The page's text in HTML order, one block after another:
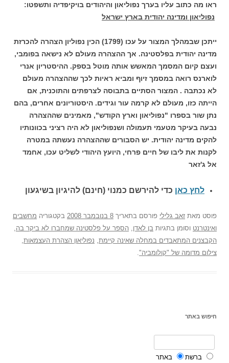
ראו מה כתוב עליו בערך נפוליאון והיהודים בויקיפדיה ותשפטו:
נפוליאון ומדינה יהודית בארץ ישראל
ייתכן שבמהלך המצור על עכו (1799) הכין נפוליון הצהרה להכרזת
מדינה יהודית בפלסטינה. אך ההצהרה מעולם לא נישאה בפומבי,
ועצם קיום המסמך המאשש אותה מוטל בספק. ההיסטריון אנרי
לוארנס רואה במסמך זיוף ומביא ראיות לכך שההצהרה מעולם
לא נכתבה . המצור הסתיים בתבוסה לצרפתים והתוכנית, אם
הייתה כזו, מעולם לא קרמה עור וגידים. היסטוריונים אחרים, בהם
נתן שור בספרו "נפוליאון וארץ הקודש", מאמינים שההצהרה
נבעה בעיקר מטעמי תעמולה ושנפוליאון לא היה רציני בכוונותיו
להקים מדינה יהודית. יש הסבורים שההצהרה נעשתה במטרה
לקנות את ליבו של חיים פרחי, היועץ היהודי לשליט עכו, אחמד
אל ג'זאר
לחץ כאן כדי להירשם כמנוי (חינם) להיגיון בשיגעון
פוסט מאת זאב גלילי פורסם בתאריך 8 בנובמבר 2008 בקטגוריה מחשבים
ואינטרנט וסומן בתגיות בן לאדן, הספר על פלסטינה שמחברו לא ביקר בה,
הקבצנים המתאבדים במחלה שאינה קיימת, נפוליאון הצהרת העצמאות,
צילום מדומה של "קולומביה".
חיפוש באתר
ברשת באתר